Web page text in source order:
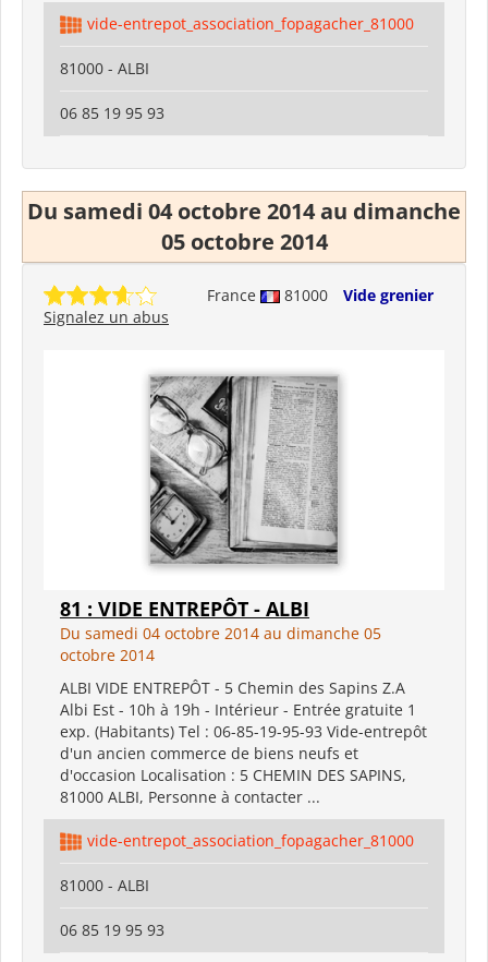
vide-entrepot_association_fopagacher_81000
81000 - ALBI
06 85 19 95 93
Du samedi 04 octobre 2014 au dimanche
05 octobre 2014
France 81000
Vide grenier
Signalez un abus
81 : VIDE ENTREPÔT - ALBI
Du samedi 04 octobre 2014 au dimanche 05
octobre 2014
ALBI VIDE ENTREPÔT - 5 Chemin des Sapins Z.A
Albi Est - 10h à 19h - Intérieur - Entrée gratuite 1
exp. (Habitants) Tel : 06-85-19-95-93 Vide-entrepôt
d'un ancien commerce de biens neufs et
d'occasion Localisation : 5 CHEMIN DES SAPINS,
81000 ALBI, Personne à contacter ...
vide-entrepot_association_fopagacher_81000
81000 - ALBI
06 85 19 95 93